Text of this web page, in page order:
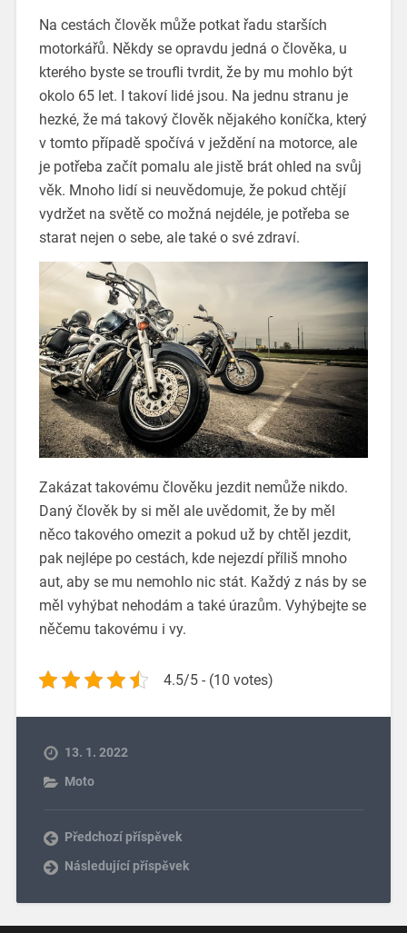
Na cestách člověk může potkat řadu starších
motorkářů. Někdy se opravdu jedná o člověka, u
kterého byste se troufli tvrdit, že by mu mohlo být
okolo 65 let. I takoví lidé jsou. Na jednu stranu je
hezké, že má takový člověk nějakého koníčka, který
v tomto případě spočívá v ježdění na motorce, ale
je potřeba začít pomalu ale jistě brát ohled na svůj
věk. Mnoho lidí si neuvědomuje, že pokud chtějí
vydržet na světě co možná nejdéle, je potřeba se
starat nejen o sebe, ale také o své zdraví.
Zakázat takovému člověku jezdit nemůže nikdo.
Daný člověk by si měl ale uvědomit, že by měl
něco takového omezit a pokud už by chtěl jezdit,
pak nejlépe po cestách, kde nejezdí příliš mnoho
aut, aby se mu nemohlo nic stát. Každý z nás by se
měl vyhýbat nehodám a také úrazům. Vyhýbejte se
něčemu takovému i vy.
4.5/5 - (10 votes)
13. 1. 2022
Moto
Předchozí příspěvek
Následující příspěvek